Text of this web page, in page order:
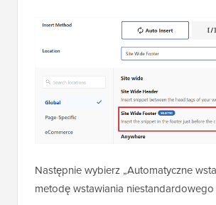
Następnie wybierz „Automatyczne
metodę wstawiania